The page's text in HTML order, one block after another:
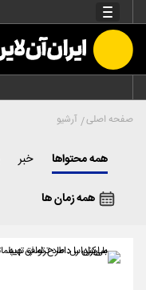
صفحه اصلی آرشیو
همه محتواها خبر
همه زمان ها